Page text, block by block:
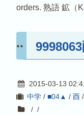
orders. 熟語 鉱（
2015-03-13
中学/ ■04▲ / 酉/
/ /